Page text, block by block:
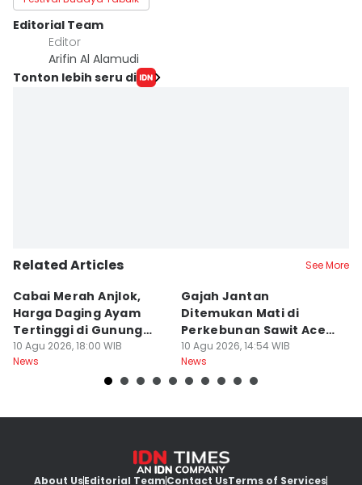
Editorial Team
Editor
Arifin Al Alamudi
Tonton lebih seru di
Related Articles See More
Cabai Merah Anjlok,
Harga Daging Ayam
Tertinggi di Gunung
Sitoli
10 Agu 2026, 18:00 WIB
News
Gajah Jantan
Ditemukan Mati di
Perkebunan Sawit Aceh
Tamiang
10 Agu 2026, 14:54 WIB
News
About UsEditorial TeamContact UsTerms of Services